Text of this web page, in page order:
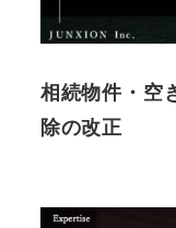
相続物件・空
除の改正